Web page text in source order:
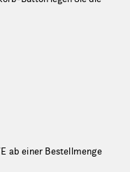
ab einer Bestellmenge